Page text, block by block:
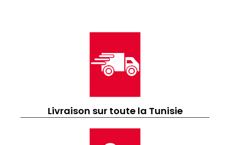
Livraison sur toute la Tunisie